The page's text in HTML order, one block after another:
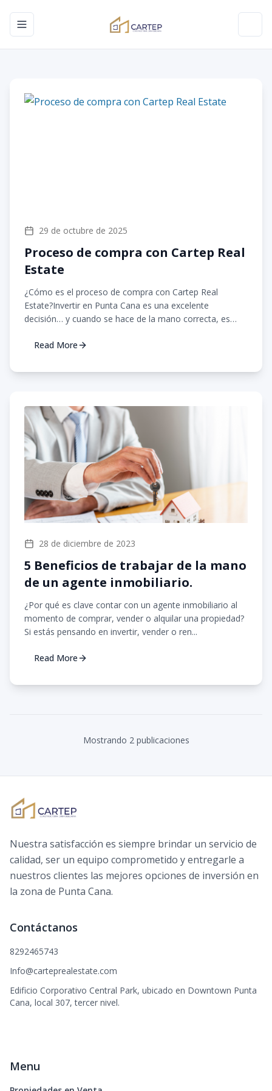
Toggle navigation menu
29 de octubre de 2025
Proceso de compra con Cartep Real
Estate
¿Cómo es el proceso de compra con Cartep Real
Estate?Invertir en Punta Cana es una excelente
decisión… y cuando se hace de la mano correcta, es
Read More
28 de diciembre de 2023
5 Beneficios de trabajar de la mano
de un agente inmobiliario.
¿Por qué es clave contar con un agente inmobiliario al
momento de comprar, vender o alquilar una propiedad?
Si estás pensando en invertir, vender o ren...
Read More
Mostrando 2publicaciones
Nuestra satisfacción es siempre brindar un servicio de
calidad, ser un equipo comprometido y entregarle a
nuestros clientes las mejores opciones de inversión en
la zona de Punta Cana.
Contáctanos
8292465743
Info@carteprealestate.com
Edificio Corporativo Central Park, ubicado en Downtown Punta
Cana, local 307, tercer nivel.
Menu